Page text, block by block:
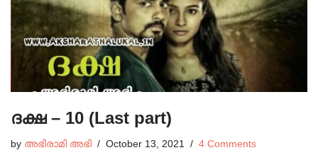
ദക്ഷ – 10 (Last part)
by അഭിരാമി അഭി October 13, 2021 4 Comments